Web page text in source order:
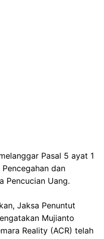
Pasal 5 ayat 1
dan
Pencucian Uang.
Jaksa Penuntut
Mujianto
Reality (ACR) telah